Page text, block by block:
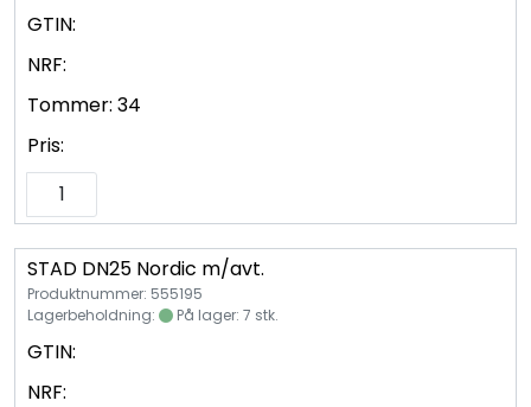
GTIN:
NRF:
Tommer: 34
Pris:
STAD DN25 Nordic m/avt.
Produktnummer: 555195
Lagerbeholdning:
På lager: 7 stk.
GTIN:
NRF: